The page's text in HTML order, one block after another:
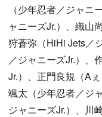
（少年忍者／ジャニ
ャニーズJr.）、織山
狩蒼弥（HiHi Jets／
／ジャニーズJr.）、
Jr.）、正門良規（A
颯太（少年忍者／ジ
ジャニーズJr.）、川